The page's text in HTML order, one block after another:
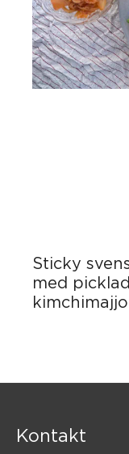
Sticky
med
kimchimajjo
Kontakt